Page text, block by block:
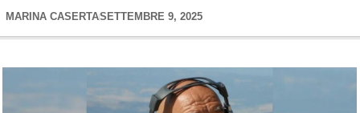
MARINA CASERTASETTEMBRE 9, 2025